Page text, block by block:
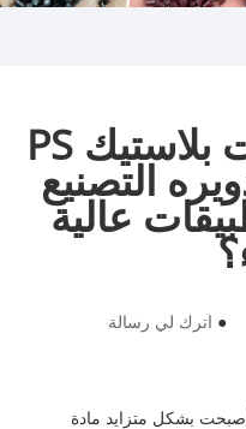
كيف تدعم حبيبات بلاستيك PS
التصنيع
عالية
● اترك لي رسالة
بشكل متزايد مادة